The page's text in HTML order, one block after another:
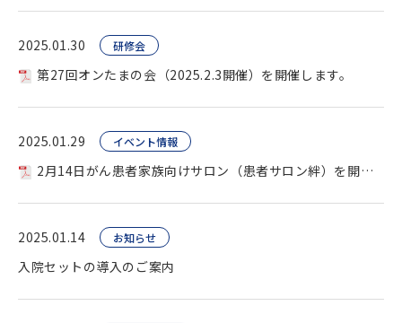
2025.01.30 研修会
第27回オンたまの会（2025.2.3開催）を開催します。
2025.01.29 イベント情報
2月14日がん患者家族向けサロン（患者サロン絆）を開催します
2025.01.14 お知らせ
入院セットの導入のご案内